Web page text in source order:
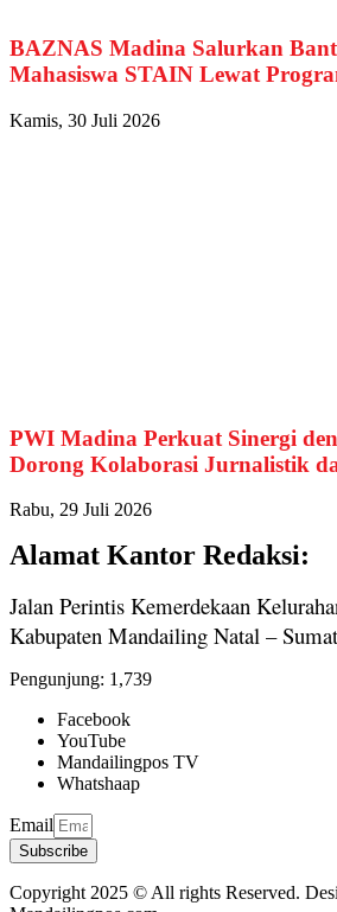
BAZNAS Madina Salurkan
Mahasiswa STAIN Lewat
Kamis, 30 Juli 2026
PWI Madina Perkuat Sinergi
Dorong Kolaborasi Jurnalistik
Rabu, 29 Juli 2026
Alamat Kantor Redaksi:
Jalan Perintis Kemerdekaan
Kabupaten Mandailing Natal –
Pengunjung: 1,739
Facebook
YouTube
Mandailingpos TV
Whatshaap
Email
Subscribe
Copyright 2025 © All rights Reserved.